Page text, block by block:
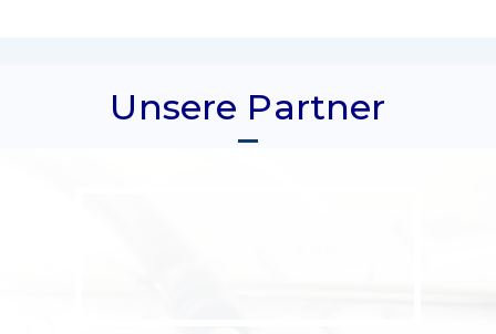
Unsere Partner